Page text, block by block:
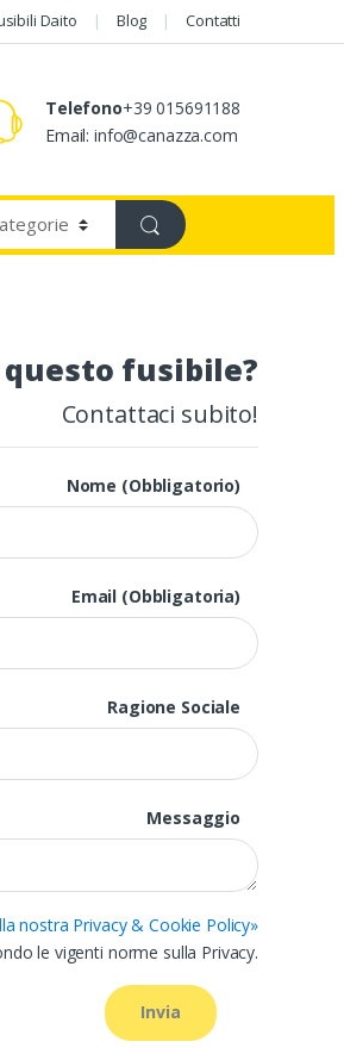
Daito Blog Contatti
Telefono+39 015691188
Email: info@canazza.com
fusibile?
Contattaci subito!
Nome (Obbligatorio)
Email (Obbligatoria)
Ragione Sociale
Messaggio
nostra Privacy & Cookie Policy»
le vigenti norme sulla Privacy.